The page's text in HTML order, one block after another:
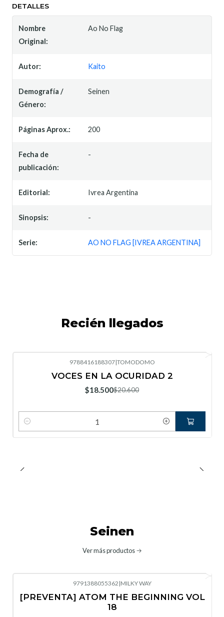
DETALLES
Nombre
Original:
Ao No Flag
Autor: Kaito
Demografía /
Género:
Seinen
Páginas Aprox.: 200
Fecha de
publicación:
-
Editorial: Ivrea Argentina
Sinopsis: -
Serie: AO NO FLAG [IVREA ARGENTINA]
Recién llegados
9788416188307|TOMODOMO
VOCES EN LA OCURIDAD 2
$18.500$20.600
Cantidad
Seinen
Ver más productos
9791388055362 |MILKY WAY
[PREVENTA] ATOM THE BEGINNING VOL
18